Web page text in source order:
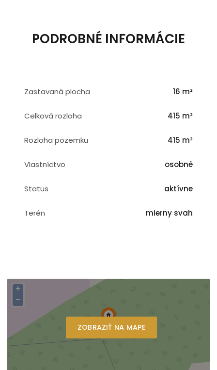
PODROBNÉ INFORMÁCIE
Zastavaná plocha 16 m²
Celková rozloha 415 m²
Rozloha pozemku 415 m²
Vlastníctvo osobné
Status aktívne
Terén mierny svah
ZOBRAZIŤ NA MAPE
+
−